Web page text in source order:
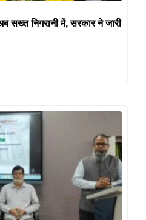
सख्त निगरानी में, सरकार ने जारी